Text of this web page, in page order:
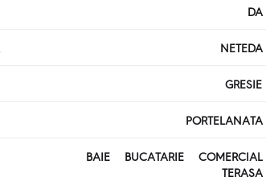
DA
NETEDA
GRESIE
PORTELANATA
BAIE BUCATARIE COMERCIAL
TERASA